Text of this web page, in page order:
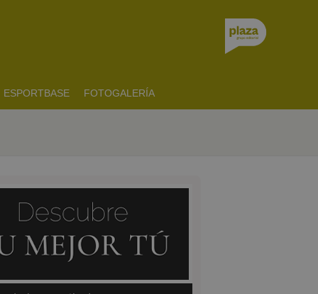
ESPORTBASE FOTOGALERÍA